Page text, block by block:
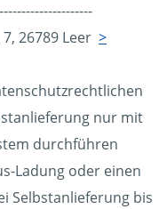
26789 Leer >
nur mit
durchführen
Ladung oder einen
Selbstanlieferung bis